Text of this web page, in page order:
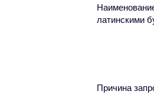
латинскими
Причина